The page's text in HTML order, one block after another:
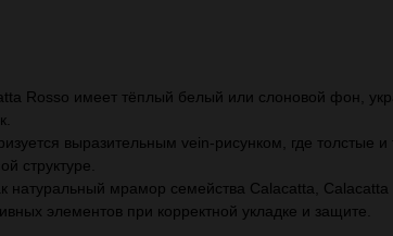
Rosso имеет тёплый белый или слоновой фон,
выразительным vein‑рисунком, где
структуре.
натуральный мрамор семейства Calacatta, Calacatta
элементов при корректной укладке и защите.